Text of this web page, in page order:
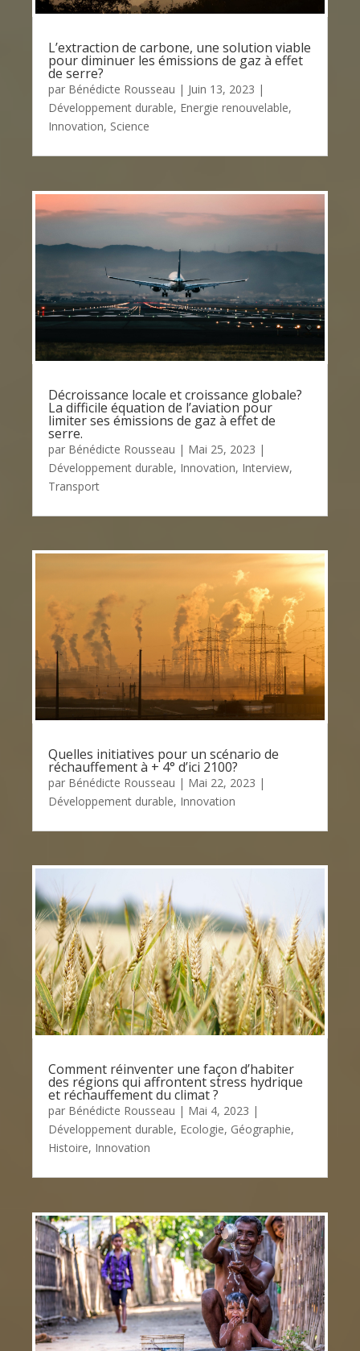
L’extraction de carbone, une solution viable
pour diminuer les émissions de gaz à effet
de serre?
par Bénédicte Rousseau | Juin 13, 2023 |
Développement durable, Energie renouvelable,
Innovation, Science
Décroissance locale et croissance globale?
La difficile équation de l’aviation pour
limiter ses émissions de gaz à effet de
serre.
par Bénédicte Rousseau | Mai 25, 2023 |
Développement durable, Innovation, Interview,
Transport
Quelles initiatives pour un scénario de
réchauffement à + 4° d’ici 2100?
par Bénédicte Rousseau | Mai 22, 2023 |
Développement durable, Innovation
Comment réinventer une façon d’habiter
des régions qui affrontent stress hydrique
et réchauffement du climat ?
par Bénédicte Rousseau | Mai 4, 2023 |
Développement durable, Ecologie, Géographie,
Histoire, Innovation